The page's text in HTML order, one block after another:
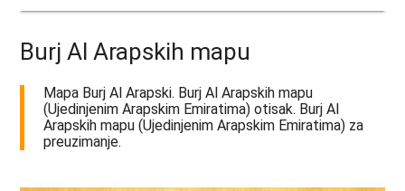
Burj Al Arapskih mapu
Mapa Burj Al Arapski. Burj Al Arapskih mapu
(Ujedinjenim Arapskim Emiratima) otisak. Burj Al
Arapskih mapu (Ujedinjenim Arapskim Emiratima) za
preuzimanje.